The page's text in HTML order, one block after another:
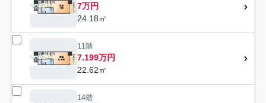
7万円
24.18㎡
11階
7.199万円
22.62㎡
14階